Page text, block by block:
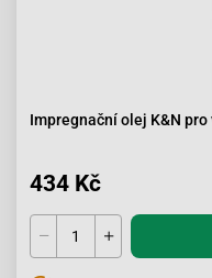
Impregnační olej K&N
434 Kč